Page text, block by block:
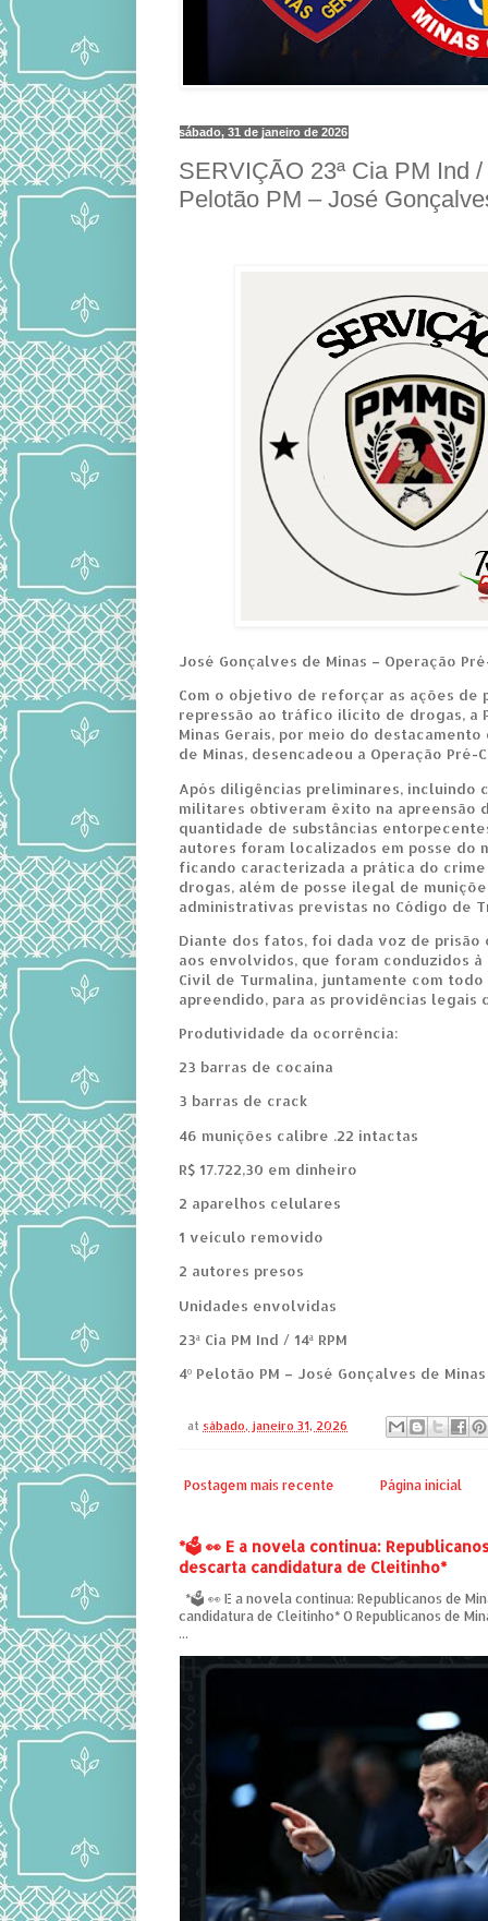
sábado, 31 de janeiro de 2026
SERVIÇÃO 23ª Cia PM Ind /
Pelotão PM – José
José Gonçalves de Minas – Operação
Com o objetivo de reforçar as ações de
repressão ao tráfico ilícito de drogas, a
Minas Gerais, por meio do
de Minas, desencadeou a Operação Pré-
Após diligências preliminares, incluindo
militares obtiveram êxito na apreensão
quantidade de substâncias
autores foram localizados em posse do
ficando caracterizada a prática do
drogas, além de posse ilegal de
administrativas previstas no Código de
Diante dos fatos, foi dada voz de
aos envolvidos, que foram conduzidos
Civil de Turmalina, juntamente com
apreendido, para as providências legais
Produtividade da ocorrência:
23 barras de cocaína
3 barras de crack
46 munições calibre .22 intactas
R$ 17.722,30 em dinheiro
2 aparelhos celulares
1 veículo removido
2 autores presos
Unidades envolvidas
23ª Cia PM Ind / 14ª RPM
4º Pelotão PM – José Gonçalves de Minas
at sábado, janeiro 31, 2026
Postagem mais recente Página inicial
*🗳️ 👀 E a novela continua:
descarta candidatura de Cleitinho*
*🗳️ 👀 E a novela continua: Republicanos de
candidatura de Cleitinho* O Republicanos de
...